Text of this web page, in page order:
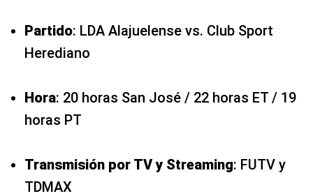
Partido: LDA Alajuelense vs. Club Sport
Herediano
Hora: 20 horas San José / 22 horas ET / 19
horas PT
Transmisión por TV y Streaming: FUTV y
TDMAX